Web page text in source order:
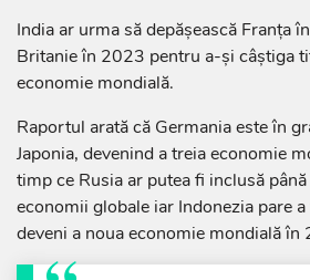
India ar urma să depăşească Franţa
Britanie în 2023 pentru a-şi câştiga
economie mondială.
Raportul arată că Germania este în
Japonia, devenind a treia economie
timp ce Rusia ar putea fi inclusă
economii globale iar Indonezia pare
deveni a noua economie mondială în